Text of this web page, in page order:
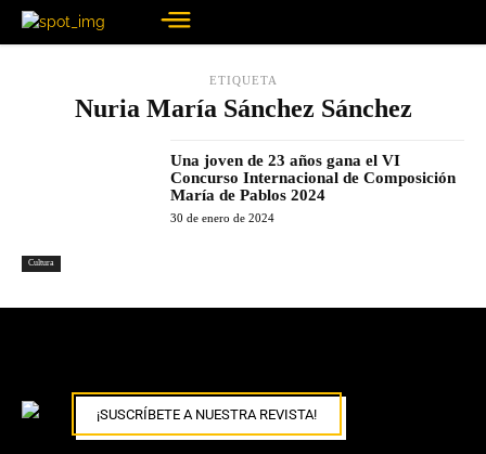
ETIQUETA
Nuria María Sánchez Sánchez
Cultura
Una joven de 23 años gana el VI
Concurso Internacional de Composición
María de Pablos 2024
30 de enero de 2024
¡SUSCRÍBETE A NUESTRA REVISTA!